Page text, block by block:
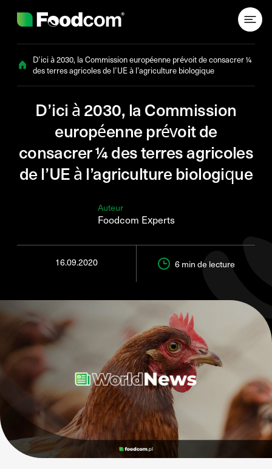
D’ici à 2030, la Commission européenne prévoit de consacrer ¼
des terres agricoles de l’UE à l’agriculture biologique
D’ici à 2030, la Commission
européenne prévoit de
consacrer ¼ des terres agricoles
de l’UE à l’agriculture biologique
Auteur
Foodcom Experts
16.09.2020 6 min de lecture